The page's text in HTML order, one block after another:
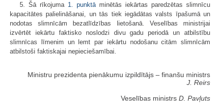
5. Šā rīkojuma 1. punktā minētās iekārtas paredzētas slimnīcu
kapacitātes palielināšanai, un tās tiek iegādātas valsts īpašumā un
nodotas slimnīcām bezatlīdzības lietošanā. Veselības ministrijai
izvērtēt iekārtu faktisko noslodzi divu gadu periodā un atbilstību
slimnīcas līmenim un lemt par iekārtu nodošanu citām slimnīcām
atbilstoši faktiskajai nepieciešamībai.
Ministru prezidenta pienākumu izpildītājs ‒ finanšu ministrs
J. Reirs
Veselības ministrs D. Pavļuts